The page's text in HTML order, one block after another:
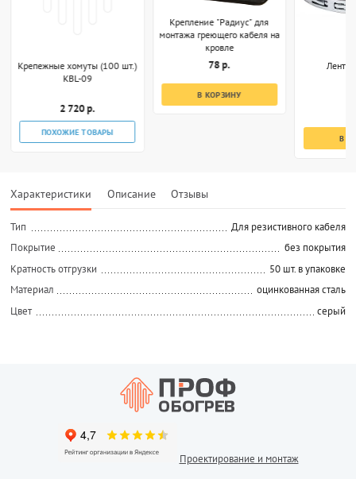
Крепежные хомуты (100 шт.)
KBL-09
2 720 р.
ПОХОЖИЕ ТОВАРЫ
Крепление "Радиус" для
монтажа греющего кабеля на
кровле
78 р.
В КОРЗИНУ
Лента
В
Характеристики Описание Отзывы
Тип
Для резистивного кабеля
Покрытие
без покрытия
Кратность отгрузки
50 шт. в упаковке
Материал
оцинкованная сталь
Цвет
серый
Проектирование и монтаж